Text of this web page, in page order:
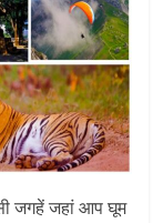
जगहें जहां आप घूम